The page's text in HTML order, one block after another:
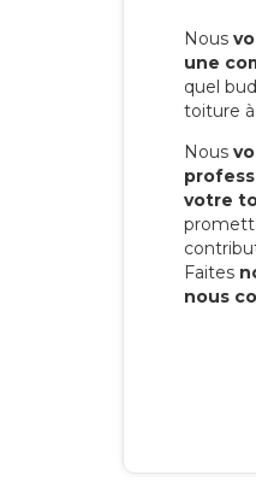
Nous
une
quel
toiture
Nous
votre
Faites
nous